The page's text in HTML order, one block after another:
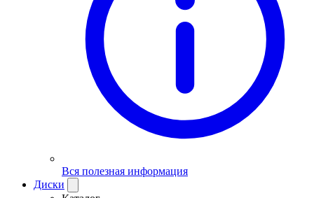
Вся полезная информация
Диски